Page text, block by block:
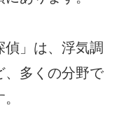
偵」は、浮気調
、多くの分野で